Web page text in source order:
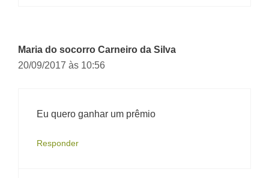
Maria do socorro Carneiro da Silva
20/09/2017 às 10:56
Eu quero ganhar um prêmio
Responder